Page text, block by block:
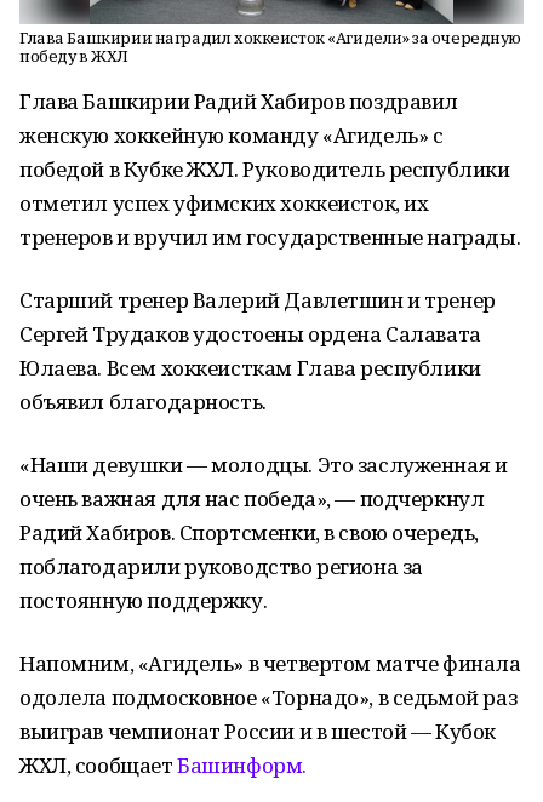
Глава Башкирии наградил хоккеисток «Агидели» за очередную
победу в ЖХЛ
Глава Башкирии Радий Хабиров поздравил
женскую хоккейную команду «Агидель» с
победой в Кубке ЖХЛ. Руководитель республики
отметил успех уфимских хоккеисток, их
тренеров и вручил им государственные награды.
Старший тренер Валерий Давлетшин и тренер
Сергей Трудаков удостоены ордена Салавата
Юлаева. Всем хоккеисткам Глава республики
объявил благодарность.
«Наши девушки — молодцы. Это заслуженная и
очень важная для нас победа», — подчеркнул
Радий Хабиров. Спортсменки, в свою очередь,
поблагодарили руководство региона за
постоянную поддержку.
Напомним, «Агидель» в четвертом матче финала
одолела подмосковное «Торнадо», в седьмой раз
выиграв чемпионат России и в шестой — Кубок
ЖХЛ, сообщаетБашинформ.